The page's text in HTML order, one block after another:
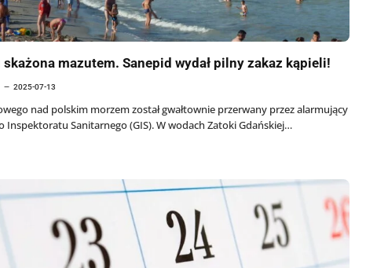
skażona mazutem. Sanepid wydał pilny zakaz kąpieli!
2025-07-13
nad polskim morzem został gwałtownie przerwany przez alarmujący
Inspektoratu Sanitarnego (GIS). W wodach Zatoki Gdańskiej…